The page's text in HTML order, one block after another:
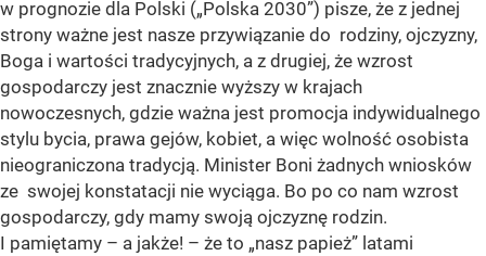
w prognozie dla Polski („Polska 2030”) pisze, że z jednej
strony ważne jest nasze przywiązanie do rodziny, ojczyzny,
Boga i wartości tradycyjnych, a z drugiej, że wzrost
gospodarczy jest znacznie wyższy w krajach
nowoczesnych, gdzie ważna jest promocja indywidualnego
stylu bycia, prawa gejów, kobiet, a więc wolność osobista
nieograniczona tradycją. Minister Boni żadnych wniosków
ze swojej konstatacji nie wyciąga. Bo po co nam wzrost
gospodarczy, gdy mamy swoją ojczyznę rodzin.
I pamiętamy – a jakże! – że to „nasz papież” latami